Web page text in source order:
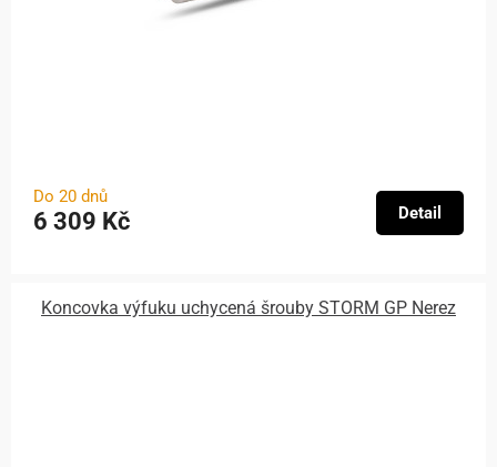
Do 20 dnů
6 309 Kč Detail
Koncovka výfuku uchycená šrouby STORM GP Nerez